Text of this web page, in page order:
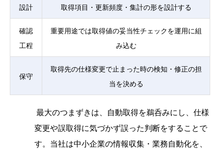
設計 取得項目・更新頻度・集計の形を設計する
確認
工程
重要用途では取得値の妥当性チェックを運用に組
み込む
保守
取得先の仕様変更で止まった時の検知・修正の担
当を決める
最大のつまずきは、自動取得を鵜呑みにし、仕様
変更や誤取得に気づかず誤った判断をすることで
す。当社は中小企業の情報収集・業務自動化を、